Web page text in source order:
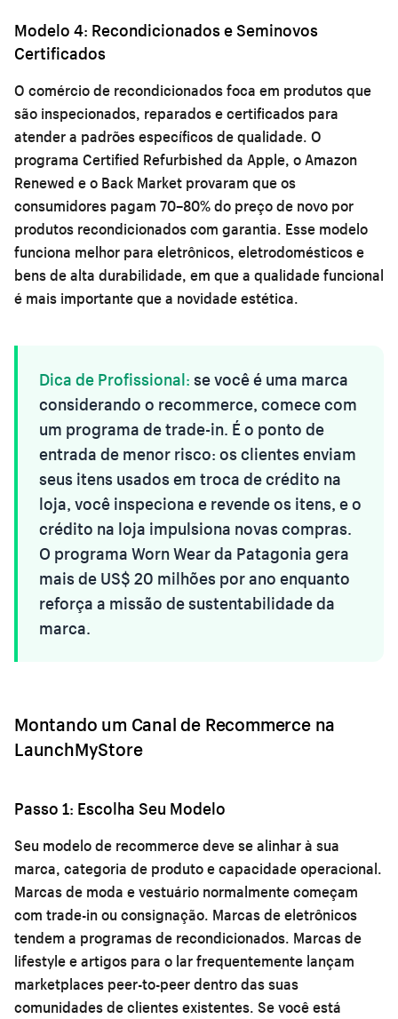
Modelo 4: Recondicionados e Seminovos
Certificados
O comércio de recondicionados foca em produtos que
são inspecionados, reparados e certificados para
atender a padrões específicos de qualidade. O
programa Certified Refurbished da Apple, o Amazon
Renewed e o Back Market provaram que os
consumidores pagam 70–80% do preço de novo por
produtos recondicionados com garantia. Esse modelo
funciona melhor para eletrônicos, eletrodomésticos e
bens de alta durabilidade, em que a qualidade funcional
é mais importante que a novidade estética.
Dica de Profissional: se você é uma marca
considerando o recommerce, comece com
um programa de trade-in. É o ponto de
entrada de menor risco: os clientes enviam
seus itens usados em troca de crédito na
loja, você inspeciona e revende os itens, e o
crédito na loja impulsiona novas compras.
O programa Worn Wear da Patagonia gera
mais de US$ 20 milhões por ano enquanto
reforça a missão de sustentabilidade da
marca.
Montando um Canal de Recommerce na
LaunchMyStore
Passo 1: Escolha Seu Modelo
Seu modelo de recommerce deve se alinhar à sua
marca, categoria de produto e capacidade operacional.
Marcas de moda e vestuário normalmente começam
com trade-in ou consignação. Marcas de eletrônicos
tendem a programas de recondicionados. Marcas de
lifestyle e artigos para o lar frequentemente lançam
marketplaces peer-to-peer dentro das suas
comunidades de clientes existentes. Se você está